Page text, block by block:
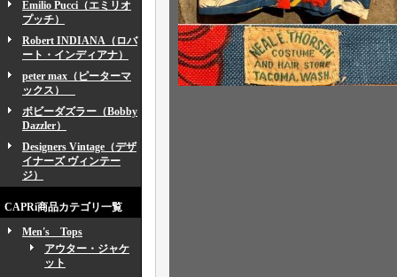
Emilio Pucci（エミリオ
プッチ）
Robert INDIANA（ロバ
ート・インディアナ）
peter max（ピーターマ
ックス）
ボビーダズラー（Bobby
Dazzler）
Designers Vintage（デザ
イナーズ ヴィンテー
ジ）
CAPRi商品カテゴリ一覧
Men's Tops
アウター・ジャケ
ット